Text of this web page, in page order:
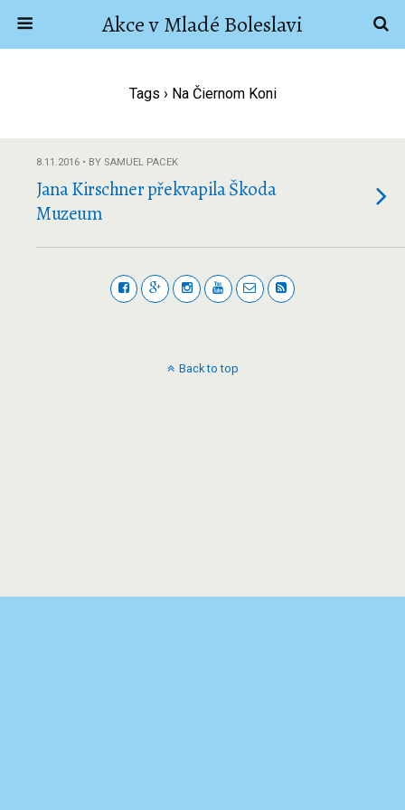
Akce v Mladé Boleslavi
Tags › Na Čiernom Koni
8.11.2016 • BY SAMUEL PACEK
Jana Kirschner překvapila Škoda
Muzeum
Back to top